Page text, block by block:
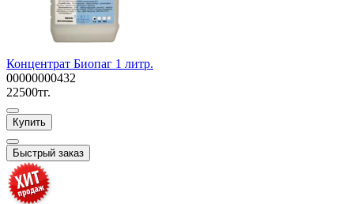
Концентрат Биопаг 1 литр.
00000000432
22500тг.
Купить
Быстрый заказ